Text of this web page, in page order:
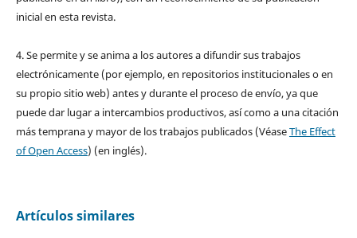
inicial en esta revista.
4. Se permite y se anima a los autores a difundir sus trabajos
electrónicamente (por ejemplo, en repositorios institucionales o en
su propio sitio web) antes y durante el proceso de envío, ya que
puede dar lugar a intercambios productivos, así como a una citación
más temprana y mayor de los trabajos publicados (VéaseThe Effect
of Open Access) (en inglés).
Artículos similares